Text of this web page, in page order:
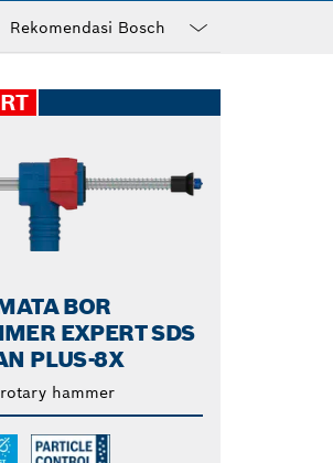
BOR
EXPERT SDS
PLUS-8X
hammer